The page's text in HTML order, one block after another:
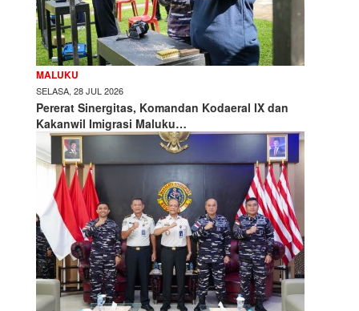
MALUKU
SELASA, 28 JUL 2026
Pererat Sinergitas, Komandan Kodaeral IX dan
Kakanwil Imigrasi Maluku…